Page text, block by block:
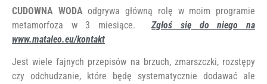
CUDOWNA WODA odgrywa główną rolę w moim programie
metamorfoza w 3 miesiące.Zgłoś się do niego na
www.mataleo.eu/kontakt
Jest wiele fajnych przepisów na brzuch, zmarszczki, rozstępy
czy odchudzanie, które będę systematycznie dodawać ale